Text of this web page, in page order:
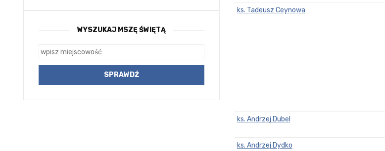
ks. Tadeusz Ceynowa
ks. Andrzej Dubel
ks. Andrzej Dydko
WYSZUKAJ MSZĘ ŚWIĘTĄ